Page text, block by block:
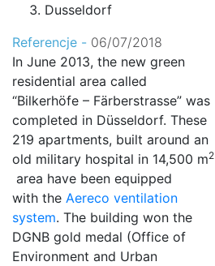
Dusseldorf
Referencje - 06/07/2018
In June 2013, the new green
residential area called
“Bilkerhöfe – Färberstrasse” was
completed in Düsseldorf. These
219 apartments, built around an
old military hospital in ​​14,500 m2
area have been equipped
with the Aereco ventilation
system. The building won the
DGNB gold medal (Office of
Environment and Urban